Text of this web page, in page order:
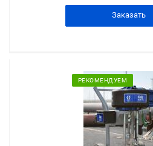
Заказать
РЕКОМЕНДУЕМ